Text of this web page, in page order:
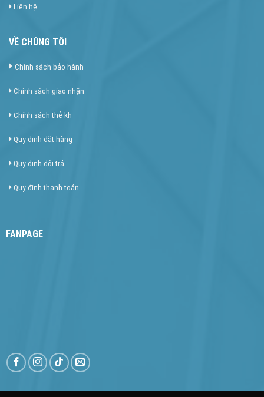
Liên hệ
VỀ CHÚNG TÔI
Chính sách bảo hành
Chính sách giao nhận
Chính sách thẻ kh
Quy định đặt hàng
Quy định đổi trả
Quy định thanh toán
FANPAGE